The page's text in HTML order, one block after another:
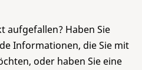
aufgefallen? Haben Sie
Informationen, die Sie mit
oder haben Sie eine